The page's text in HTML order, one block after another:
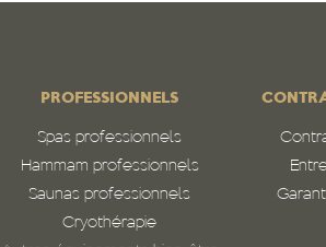
PROFESSIONNELS
Spas professionnels
Hammam professionnels
Saunas professionnels
Cryothérapie